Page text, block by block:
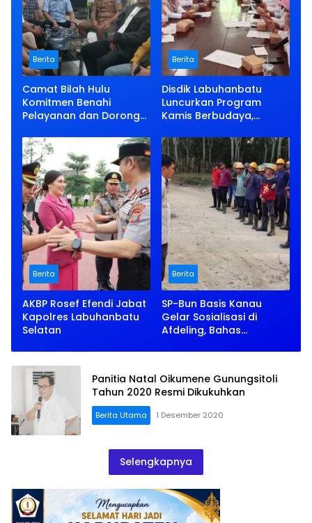
Berita
Camat Bilah Hulu
Komitmen Benahi
Pelayanan dan Dorong
Berita
Disdik Labuhanbatu
Luncurkan Program
Kamis Berbudaya,
Bilah Pane ke Siswa
Berita
AKBP Rosef Efendi Jabat
Kapolres Labuhanbatu
Selatan
Berita
SP-Bun Basis Kanau
Gelar Sosialisasi di
Afdeling, Bahas
Panitia Natal Oikumene Gunungsitoli
Tahun 2020 Resmi Dikukuhkan
Berita Utama 1 Desember 2020
Selengkapnya